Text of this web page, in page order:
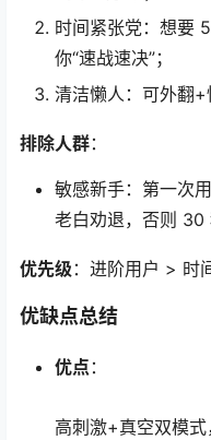
时间紧张党：想要
你“速战速决”；
清洁懒人：可外翻+
排除人群：
敏感新手：第一次
老白劝退，否则 30
优先级 ：进阶用户 > 时
优缺点总结
优点 ：
高刺激+真空双模式